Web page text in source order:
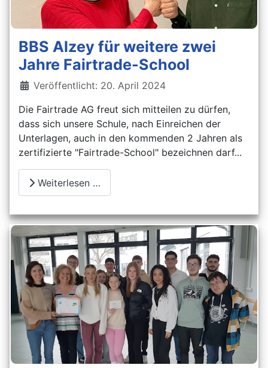
BBS Alzey für weitere zwei
Jahre Fairtrade-School
Details
Veröffentlicht: 20. April 2024
Die Fairtrade AG freut sich mitteilen zu dürfen,
dass sich unsere Schule, nach Einreichen der
Unterlagen, auch in den kommenden 2 Jahren als
zertifizierte "Fairtrade-School" bezeichnen darf...
Weiterlesen …